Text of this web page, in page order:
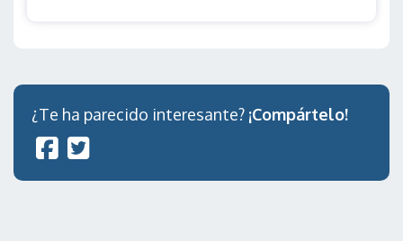
¿Te ha parecido interesante? ¡Compártelo!